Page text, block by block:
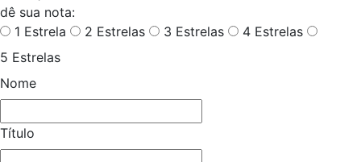
dê sua nota:
1 Estrela
2 Estrelas 3 Estrelas
4 Estrelas
5 Estrelas
Nome
Título